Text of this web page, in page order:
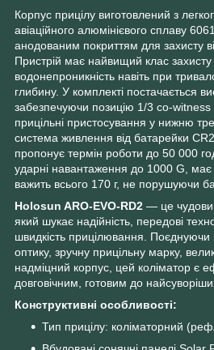
Корпус прицілу виготовлений з
авіаційного алюмінієвого сплаву
анодованим покриттям для захисту
Пристрій має найвищий клас
водонепроникність навіть при
глибину. У комплекті постачається
забезпечуючи позицію 1/3 co-witness
прицільні пристосування у нижню
система живлення від батарейки
пропонує термін роботи до 50 000
ударні навантаження до 1000 G,
важить всього 170 г, не порушуючи
Holosun ARO-EVO-RD2 — це
який шукає надійність, передові
швидкість прицілювання. Поєднуючи
оптику, зручну прицільну марку,
надміцний корпус, цей коліматор є
довговічним, готовим до
Конструктивні особливості:
Тип прицілу: коліматорний